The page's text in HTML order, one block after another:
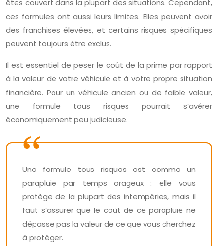
êtes couvert dans la plupart des situations. Cependant,
ces formules ont aussi leurs limites. Elles peuvent avoir
des franchises élevées, et certains risques spécifiques
peuvent toujours être exclus.
Il est essentiel de peser le coût de la prime par rapport
à la valeur de votre véhicule et à votre propre situation
financière. Pour un véhicule ancien ou de faible valeur,
une formule tous risques pourrait s’avérer
économiquement peu judicieuse.
Une formule tous risques est comme un
parapluie par temps orageux : elle vous
protège de la plupart des intempéries, mais il
faut s’assurer que le coût de ce parapluie ne
dépasse pas la valeur de ce que vous cherchez
à protéger.